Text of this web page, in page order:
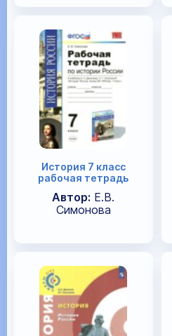
История 7 класс
рабочая тетрадь
Автор: Е.В.
Симонова